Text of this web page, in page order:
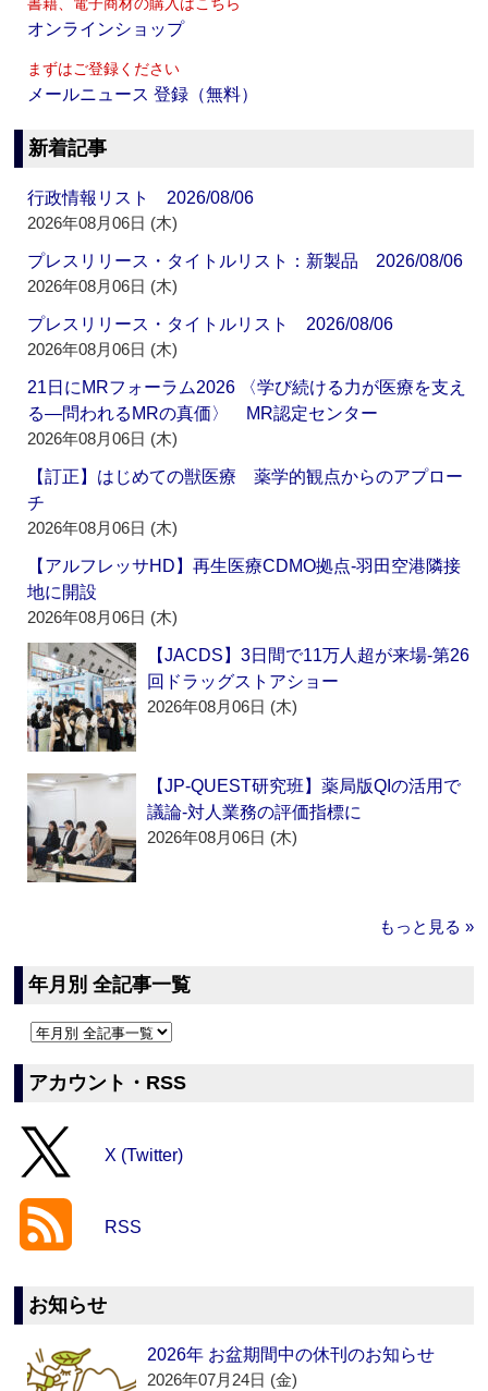
書籍、電子商材の購入はこちら
オンラインショップ
まずはご登録ください
メールニュース 登録（無料）
新着記事
行政情報リスト 2026/08/06
2026年08月06日 (木)
プレスリリース・タイトルリスト：新製品 2026/08/06
2026年08月06日 (木)
プレスリリース・タイトルリスト 2026/08/06
2026年08月06日 (木)
21日にMRフォーラム2026 〈学び続ける力が医療を支え
る―問われるMRの真価〉 MR認定センター
2026年08月06日 (木)
【訂正】はじめての獣医療 薬学的観点からのアプロー
チ
2026年08月06日 (木)
【アルフレッサHD】再生医療CDMO拠点‐羽田空港隣接
地に開設
2026年08月06日 (木)
【JACDS】3日間で11万人超が来場‐第26
回ドラッグストアショー
2026年08月06日 (木)
【JP-QUEST研究班】薬局版QIの活用で
議論‐対人業務の評価指標に
2026年08月06日 (木)
もっと見る »
年月別 全記事一覧
アカウント・RSS
X (Twitter)
RSS
お知らせ
2026年 お盆期間中の休刊のお知らせ
2026年07月24日 (金)